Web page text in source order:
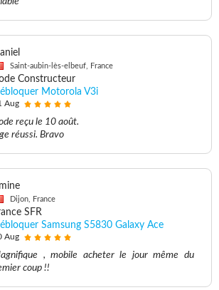
Saint-aubin-lès-elbeuf, France
Constructeur
Motorola V3i
Aug
reçu le 10 août.
réussi. Bravo
Dijon, France
SFR
Samsung S5830 Galaxy Ace
Aug
, mobile acheter le jour même du
coup !!